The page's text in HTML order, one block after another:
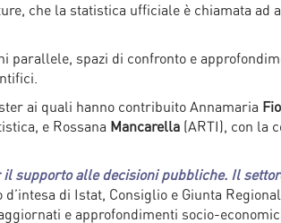
che la statistica ufficiale è chiamata ad
parallele, spazi di confronto e
ai quali hanno contribuito Annamaria
e Rossana Mancarella (ARTI), con la
supporto alle decisioni pubbliche. Il
di Istat, Consiglio e Giunta
e approfondimenti socio-